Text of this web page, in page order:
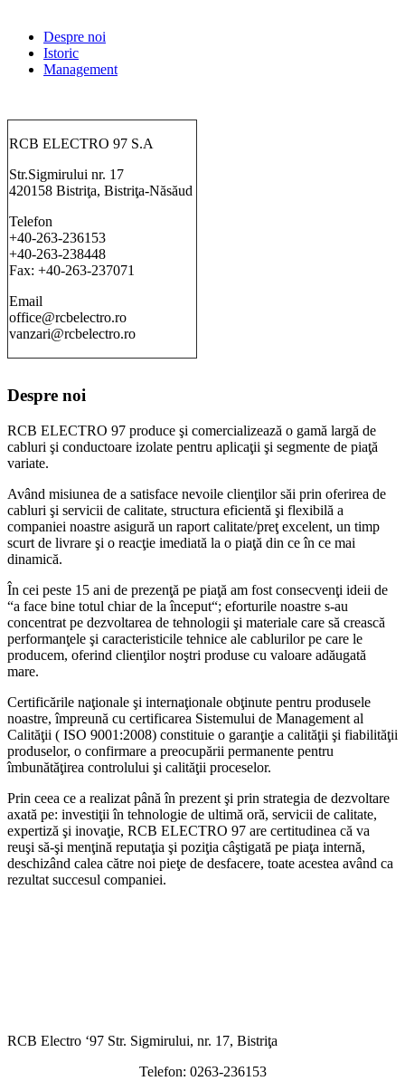
Despre noi
Istoric
Management
RCB ELECTRO 97 S.A
Str.Sigmirului nr. 17
420158 Bistriţa, Bistriţa-Năsăud
Telefon
+40-263-236153
+40-263-238448
Fax: +40-263-237071
Email
office@rcbelectro.ro
vanzari@rcbelectro.ro
Despre noi
RCB ELECTRO 97 produce şi comercializează o gamă largă de
cabluri şi conductoare izolate pentru aplicaţii şi segmente de piaţă
variate.
Având misiunea de a satisface nevoile clienţilor săi prin oferirea de
cabluri şi servicii de calitate, structura eficientă şi flexibilă a
companiei noastre asigură un raport calitate/preţ excelent, un timp
scurt de livrare şi o reacţie imediată la o piaţă din ce în ce mai
dinamică.
În cei peste 15 ani de prezenţă pe piaţă am fost consecvenţi ideii de
“a face bine totul chiar de la început“; eforturile noastre s-au
concentrat pe dezvoltarea de tehnologii şi materiale care să crească
performanţele şi caracteristicile tehnice ale cablurilor pe care le
producem, oferind clienţilor noştri produse cu valoare adăugată
mare.
Certificările naţionale şi internaţionale obţinute pentru produsele
noastre, împreună cu certificarea Sistemului de Management al
Calităţii ( ISO 9001:2008) constituie o garanţie a calităţii şi fiabilităţii
produselor, o confirmare a preocupării permanente pentru
îmbunătăţirea controlului şi calităţii proceselor.
Prin ceea ce a realizat până în prezent şi prin strategia de dezvoltare
axată pe: investiţii în tehnologie de ultimă oră, servicii de calitate,
expertiză şi inovaţie, RCB ELECTRO 97 are certitudinea că va
reuşi să-şi menţină reputaţia şi poziţia câştigată pe piaţa internă,
deschizând calea către noi pieţe de desfacere, toate acestea având ca
rezultat succesul companiei.
RCB Electro ‘97 Str. Sigmirului, nr. 17, Bistriţa
Telefon: 0263-236153